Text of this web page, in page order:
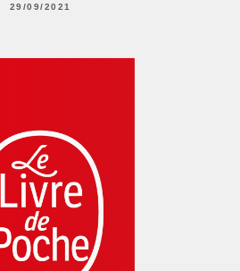
29/09/2021